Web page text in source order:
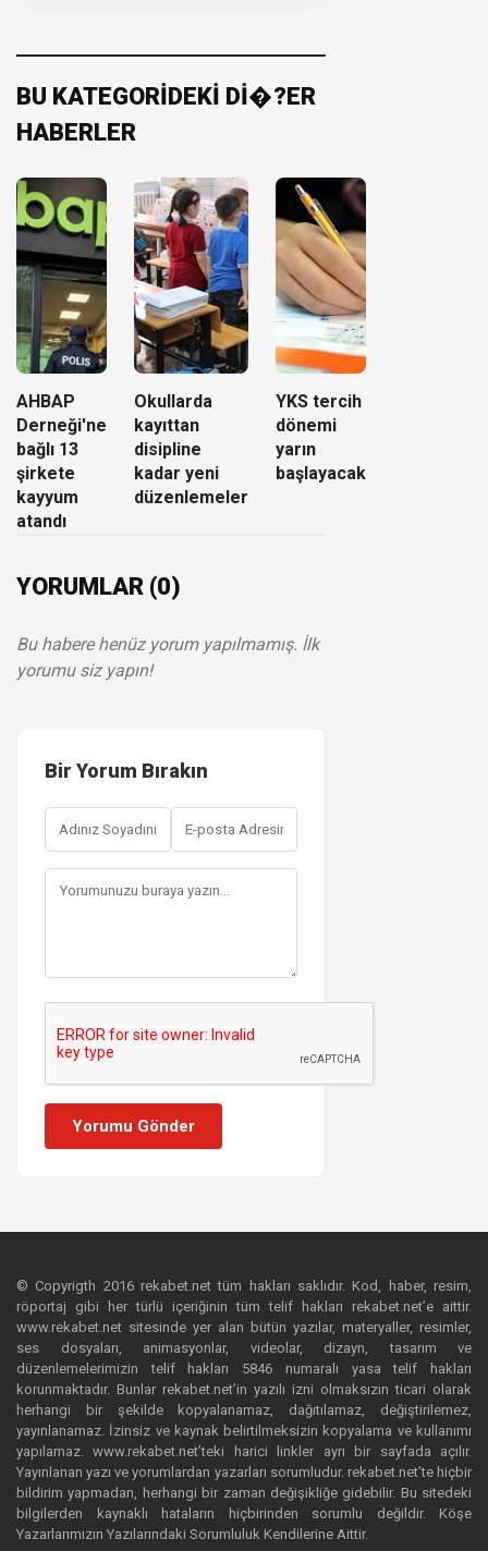
BU KATEGORİDEKİ Dİ�?ER
HABERLER
AHBAP
Derneği'ne
bağlı 13
şirkete
kayyum
atandı
Okullarda
kayıttan
disipline
kadar yeni
düzenlemeler
YKS tercih
dönemi
yarın
başlayacak
YORUMLAR (0)
Bu habere henüz yorum yapılmamış. İlk
yorumu siz yapın!
Bir Yorum Bırakın
Yorumu Gönder
© Copyrigth 2016 rekabet.net tüm hakları saklıdır. Kod, haber, resim,
röportaj gibi her türlü içeriğinin tüm telif hakları rekabet.net’e aittir.
www.rekabet.net sitesinde yer alan bütün yazılar, materyaller, resimler,
ses dosyaları, animasyonlar, videolar, dizayn, tasarım ve
düzenlemelerimizin telif hakları 5846 numaralı yasa telif hakları
korunmaktadır. Bunlar rekabet.net’in yazılı izni olmaksızın ticari olarak
herhangi bir şekilde kopyalanamaz, dağıtılamaz, değiştirilemez,
yayınlanamaz. İzinsiz ve kaynak belirtilmeksizin kopyalama ve kullanımı
yapılamaz. www.rekabet.net’teki harici linkler ayrı bir sayfada açılır.
Yayınlanan yazı ve yorumlardan yazarları sorumludur. rekabet.net’te hiçbir
bildirim yapmadan, herhangi bir zaman değişikliğe gidebilir. Bu sitedeki
bilgilerden kaynaklı hataların hiçbirinden sorumlu değildir. Köşe
Yazarlarımızın Yazılarındaki Sorumluluk Kendilerine Aittir.